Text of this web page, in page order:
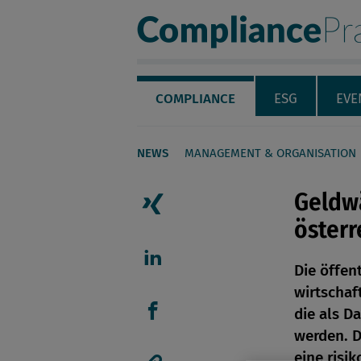
Compliance
Servicenavigation
Navigation
COMPLIANCE ESG
NEWS MANAGEMENT & ORGANISATION
Seiteninhalt
Artikel auf Xing teilen
Artikel auf linkedIn
Artikel auf Facebook
Die
die als
werden.